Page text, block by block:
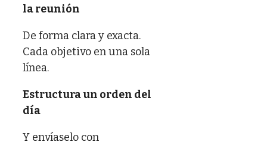
la reunión
De forma clara y exacta.
Cada objetivo en una sola
línea.
Estructura un orden del
día
Y envíaselo con